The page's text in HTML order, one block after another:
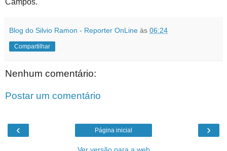
Campos.
Blog do Silvio Ramon - Reporter OnLine às 06:24
Compartilhar
Nenhum comentário:
Postar um comentário
‹ ›
Página inicial